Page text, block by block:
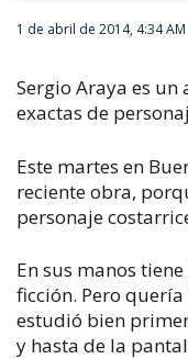
1 de abril de 2014, 4:34 AM
Sergio Araya es un
exactas de
Este martes en
reciente obra,
personaje
En sus manos
ficción. Pero
estudió bien
y hasta de la